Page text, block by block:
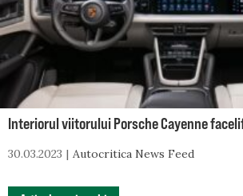
Interiorul viitorului Porsche Cayenne
30.03.2023 Autocritica News Feed